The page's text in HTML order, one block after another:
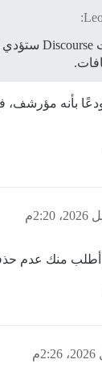
أطلب منك عدم